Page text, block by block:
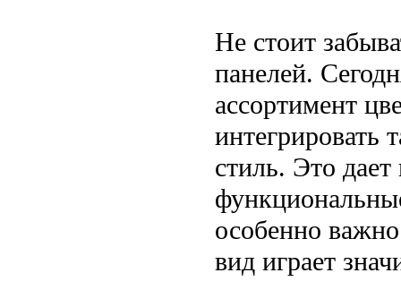
Не стоит
панелей.
ассортимент
интегрировать
стиль. Это дает
особенно
вид играет